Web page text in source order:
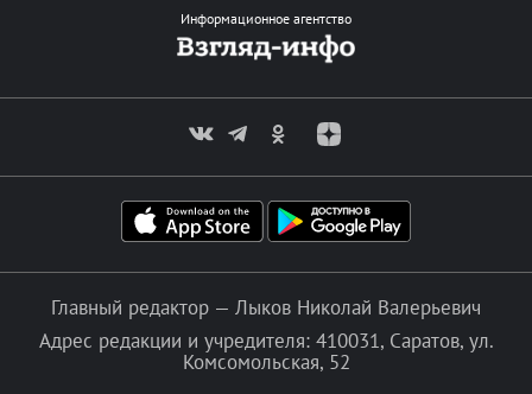
Информационное агентство
Главный редактор — Лыков Николай Валерьевич
Адрес редакции и учредителя: 410031, Саратов, ул.
Комсомольская, 52